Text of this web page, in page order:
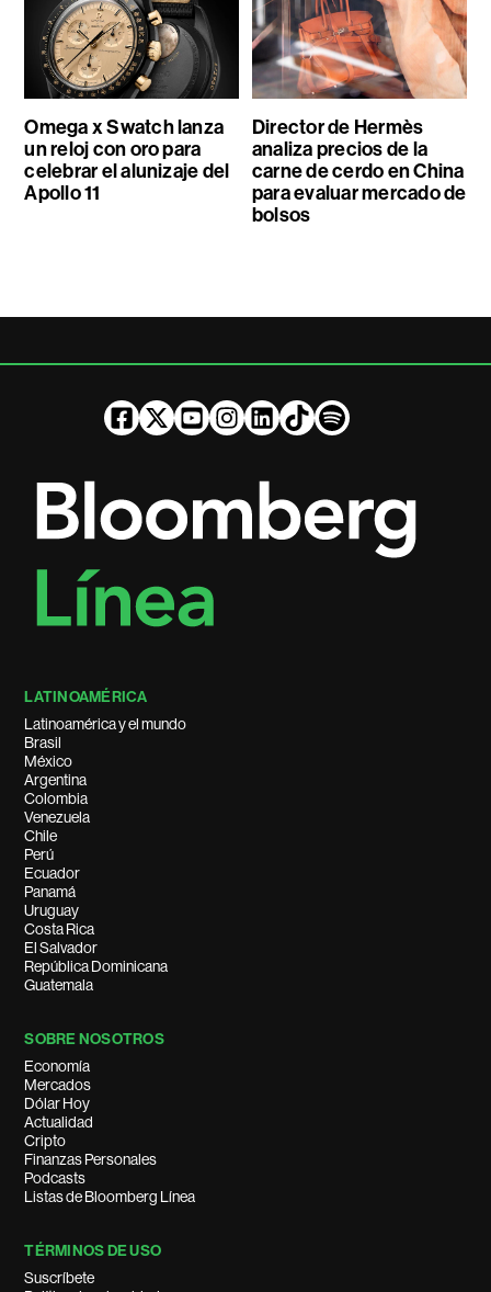
Omega x Swatch lanza
un reloj con oro para
celebrar el alunizaje del
Apollo 11
Director de Hermès
analiza precios de la
carne de cerdo en China
para evaluar mercado de
bolsos
LATINOAMÉRICA
Latinoamérica y el mundo
Brasil
México
Argentina
Colombia
Venezuela
Chile
Perú
Ecuador
Panamá
Uruguay
Costa Rica
El Salvador
República Dominicana
Guatemala
SOBRE NOSOTROS
Economía
Mercados
Dólar Hoy
Actualidad
Cripto
Finanzas Personales
Podcasts
Listas de Bloomberg Línea
TÉRMINOS DE USO
Suscríbete